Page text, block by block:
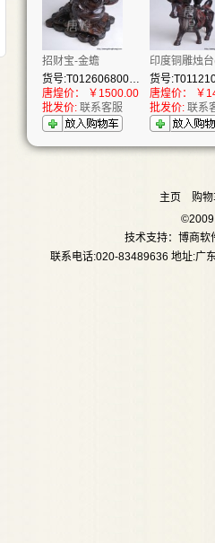
招财宝-金蟾
货号:T01260680001
唐煌价：
￥1500.00
批发价: 联系客服
印度铜雕烛
货号
唐煌价：
￥
批发价: 联系
主页
购
©2009
技术支持：博商软
联系电话:020-83489636 地址:广